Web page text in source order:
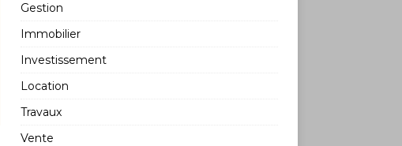
Gestion
Immobilier
Investissement
Location
Travaux
Vente